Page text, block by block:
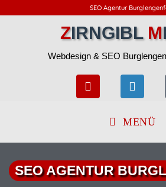
SEO Agentur
ZIRNGIBL M
Webdesign & SEO
MENÜ
SEO AGENTUR